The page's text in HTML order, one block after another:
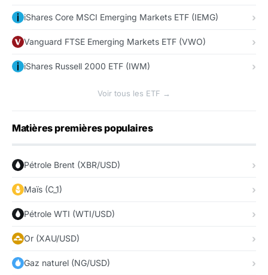
iShares Core MSCI Emerging Markets ETF (IEMG)
Vanguard FTSE Emerging Markets ETF (VWO)
iShares Russell 2000 ETF (IWM)
Voir tous les ETF →
Matières premières populaires
Pétrole Brent (XBR/USD)
Maïs (C_1)
Pétrole WTI (WTI/USD)
Or (XAU/USD)
Gaz naturel (NG/USD)